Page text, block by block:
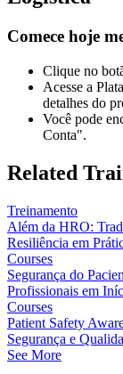
Comece hoje
Clique no
Acesse a
detalhes do
Você pode
Conta".
Related
Treinamento
Além da HRO:
Resiliência em
Courses
Segurança do
Profissionais em
Courses
Patient Safety
Segurança e
See More